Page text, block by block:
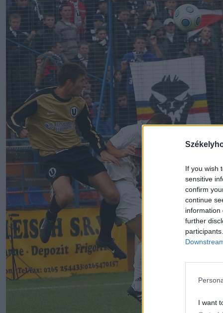
If you wish
sensitive
confirm
continue
information
further
I want